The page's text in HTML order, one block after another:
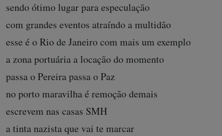
sendo ótimo lugar para especulação
com grandes eventos atraíndo a multidão
esse é o Rio de Janeiro com mais um exemplo
a zona portuária a locação do momento
passa o Pereira passa o Paz
no porto maravilha é remoção demais
escrevem nas casas SMH
a tinta nazista que vai te marcar